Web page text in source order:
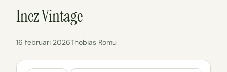
Inez Vintage
16 februari 2026Thobias Romu